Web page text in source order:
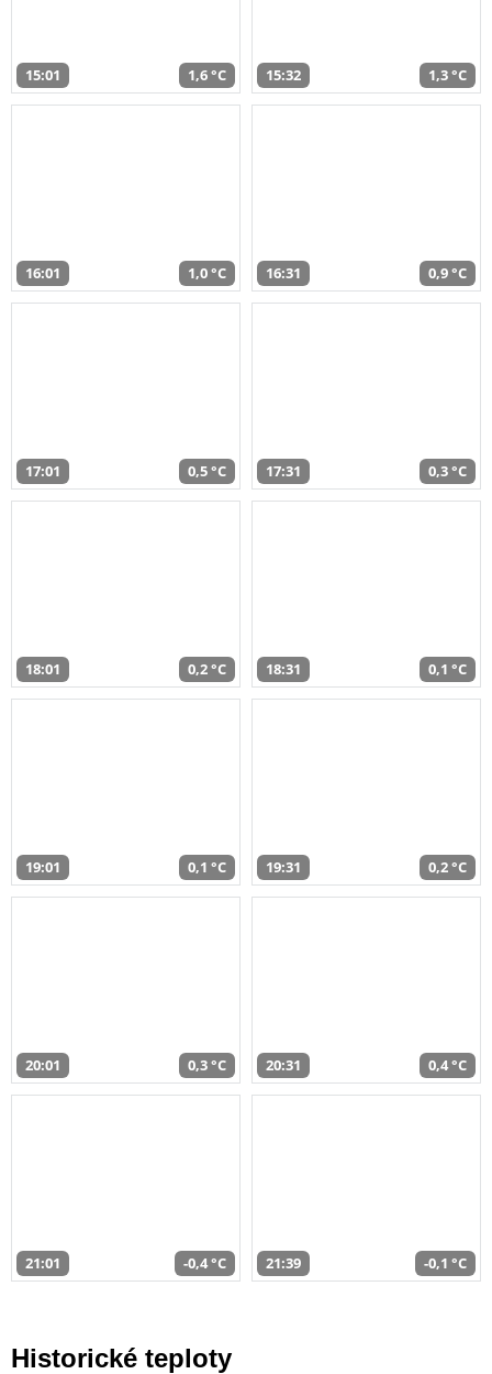
15:01 1,6 °C 15:32 1,3 °C
16:01 1,0 °C 16:31 0,9 °C
17:01 0,5 °C 17:31 0,3 °C
18:01 0,2 °C 18:31 0,1 °C
19:01 0,1 °C 19:31 0,2 °C
20:01 0,3 °C 20:31 0,4 °C
21:01 -0,4 °C 21:39 -0,1 °C
Historické teploty